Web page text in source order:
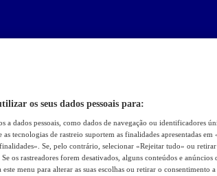
os seus dados pessoais para:
a dados pessoais, como dados de navegação ou identificadores
tecnologias de rastreio suportem as finalidades apresentadas em
Se, pelo contrário, selecionar «Rejeitar tudo» ou
os rastreadores forem desativados, alguns conteúdos e anúncios
menu para alterar as suas escolhas ou retirar o consentimento a